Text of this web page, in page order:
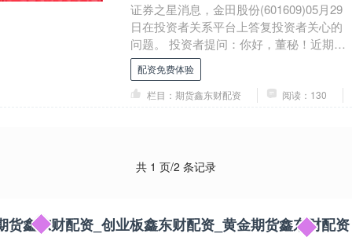
证券之星消息，金田股份(601609)05月29
日在投资者关系平台上答复投资者关心的
问题。 投资者提问：你好，董秘！近期股
价持续低迷，成交量持续萎缩，根据公司
净....
配资免费体验
栏目：期货鑫东财配资
阅读：130
共 1 页/2 条记录
货鑫东财配资_创业板鑫东财配资_黄金期货鑫东财配资